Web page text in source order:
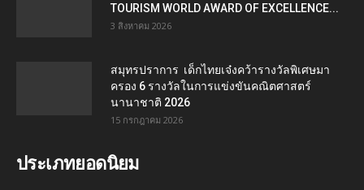
TOURISM WORLD AWARD OF EXCELLENCE...
3 สิงหาคม 2026
สมุทรปราการ เด็กไทยเจ๋งคว้ารางวัลพิเศษมา
ครอง 6 รางวัลในการแข่งขันคณิตศาสตร์
นานาชาติ 2026
15 กรกฎาคม 2026
ประเภทยอดนิยม